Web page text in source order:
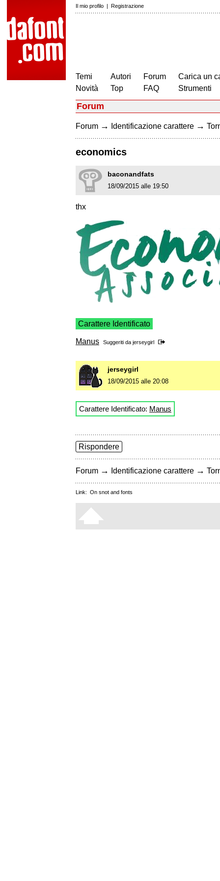
Il mio profilo | Registrazione
Temi
Novità
Autori
Top
Forum
FAQ
Carica un
Strumenti
Forum
Forum → Identificazione carattere →
economics
baconandfats
18/09/2015 alle 19:50
thx
Carattere Identificato
Manus Suggeriti da jerseygirl
jerseygirl
18/09/2015 alle 20:08
Carattere Identificato: Manus
Rispondere
Forum → Identificazione carattere →
Link: On snot and fonts